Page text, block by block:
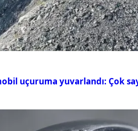
uçuruma yuvarlandı: Çok